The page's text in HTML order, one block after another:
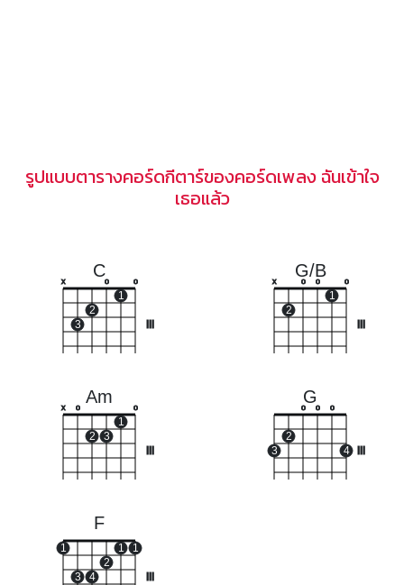
รูปแบบตารางคอร์ดกีตาร์ของคอร์ดเพลง ฉันเข้าใจ
เธอแล้ว
C
x
3
2
o
1
o
G/B
x
2
o o
1
o
Am
x o
2 3
1
o
G
3
2
o o o
4
F
1
3 4
2
1 1